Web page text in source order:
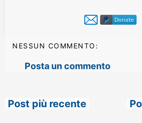
NESSUN COMMENTO:
Posta un commento
Post più recente